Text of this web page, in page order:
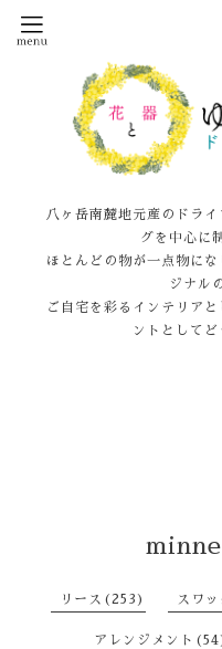
八ヶ岳南麓地元産のドラ
グを中心に
ほとんどの物が一点物に
ジナル
ご自宅を彩るインテリア
ントとしてど
minne
リース(253) スワ
アレンジメント